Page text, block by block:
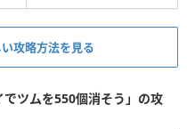
攻略方法を見る
ツムを550個消そう」の攻